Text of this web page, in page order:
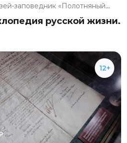
Музей-заповедник «Полотняный З...
русской жизни.
12+